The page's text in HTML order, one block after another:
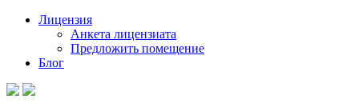
Лицензия
Анкета лицензиата
Предложить помещение
Блог